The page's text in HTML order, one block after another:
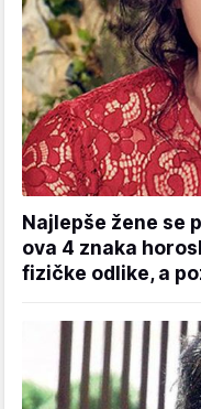
Najlepše žene se
ova 4 znaka
fizičke odlike, a